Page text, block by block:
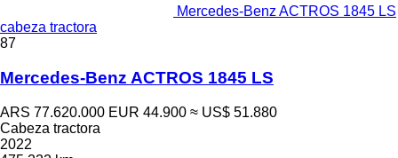
Mercedes-Benz ACTROS 1845 LS
cabeza tractora
87
Mercedes-Benz ACTROS 1845 LS
ARS 77.620.000 EUR 44.900 ≈ US$ 51.880
Cabeza tractora
2022